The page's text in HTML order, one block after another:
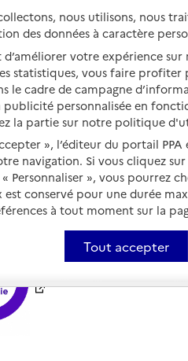
son logement
à domicile avec une
ou un handicap
hospitalisé
Fin de vie à domicile
nous utilisons, nous
des données à caractère
votre expérience
statistiques, vous faire
le cadre de campagne
publicité personnalisée en
la partie sur notre politique
», l’éditeur du portail
navigation. Si vous cliquez
Personnaliser », vous pourrez
conservé pour une durée
à tout moment sur la
Tout accepter